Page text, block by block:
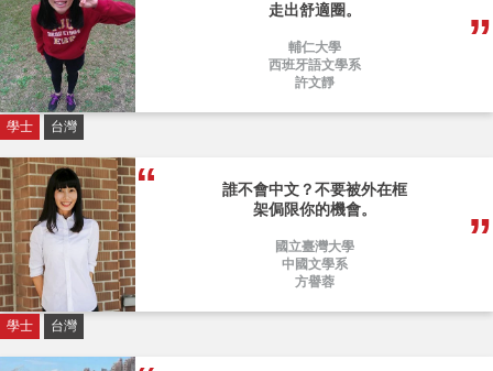
走出舒適圈。
輔仁大學
西班牙語文學系
許文靜
學士 台灣
誰不會中文？不要被外在框
架侷限你的機會。
國立臺灣大學
中國文學系
方譽蓉
學士 台灣